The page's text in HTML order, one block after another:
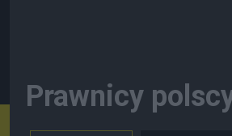
Prawnicy